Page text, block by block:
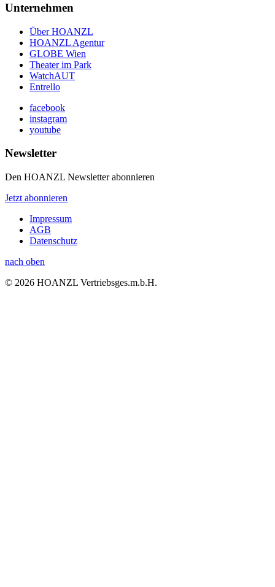
Unternehmen
Über HOANZL
HOANZL Agentur
GLOBE Wien
Theater im Park
WatchAUT
Entrello
facebook
instagram
youtube
Newsletter
Den HOANZL Newsletter abonnieren
Jetzt abonnieren
Impressum
AGB
Datenschutz
nach oben
© 2026 HOANZL Vertriebsges.m.b.H.